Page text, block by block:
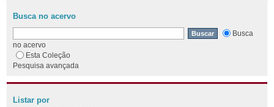
Busca no acervo
Busca
no acervo
Esta Coleção
Pesquisa avançada
Listar por